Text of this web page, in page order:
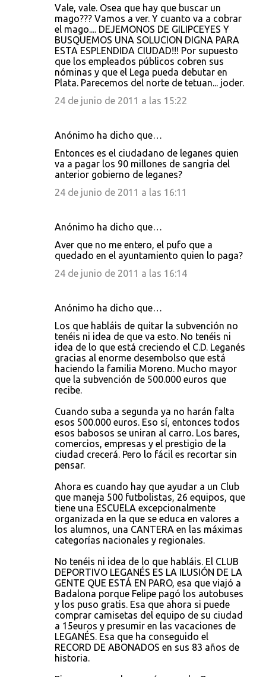
Vale, vale. Osea que hay que buscar un
mago??? Vamos a ver. Y cuanto va a cobrar
el mago.... DEJEMONOS DE GILIPCEYES Y
BUSQUEMOS UNA SOLUCION DIGNA PARA
ESTA ESPLENDIDA CIUDAD!!! Por supuesto
que los empleados públicos cobren sus
nóminas y que el Lega pueda debutar en
Plata. Parecemos del norte de tetuan... joder.
24 de junio de 2011 a las 15:22
Anónimo ha dicho que…
Entonces es el ciudadano de leganes quien
va a pagar los 90 millones de sangria del
anterior gobierno de leganes?
24 de junio de 2011 a las 16:11
Anónimo ha dicho que…
Aver que no me entero, el pufo que a
quedado en el ayuntamiento quien lo paga?
24 de junio de 2011 a las 16:14
Anónimo ha dicho que…
Los que habláis de quitar la subvención no
tenéis ni idea de que va esto. No tenéis ni
idea de lo que está creciendo el C.D. Leganés
gracias al enorme desembolso que está
haciendo la familia Moreno. Mucho mayor
que la subvención de 500.000 euros que
recibe.
Cuando suba a segunda ya no harán falta
esos 500.000 euros. Eso sí, entonces todos
esos babosos se uniran al carro. Los bares,
comercios, empresas y el prestigio de la
ciudad crecerá. Pero lo fácil es recortar sin
pensar.
Ahora es cuando hay que ayudar a un Club
que maneja 500 futbolistas, 26 equipos, que
tiene una ESCUELA excepcionalmente
organizada en la que se educa en valores a
los alumnos, una CANTERA en las máximas
categorías nacionales y regionales.
No tenéis ni idea de lo que habláis. El CLUB
DEPORTIVO LEGANÉS ES LA ILUSIÓN DE LA
GENTE QUE ESTÁ EN PARO, esa que viajó a
Badalona porque Felipe pagó los autobuses
y los puso gratis. Esa que ahora si puede
comprar camisetas del equipo de su ciudad
a 15euros y presumir en las vacaciones de
LEGANÉS. Esa que ha conseguido el
RECORD DE ABONADOS en sus 83 años de
historia.